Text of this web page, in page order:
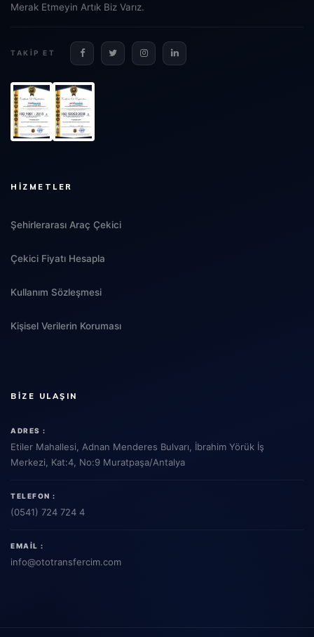
Merak Etmeyin Artık Biz Varız.
TAKIP ET
HIZMETLER
Şehirlerarası Araç Çekici
Çekici Fiyatı Hesapla
Kullanım Sözleşmesi
Kişisel Verilerin Koruması
BIZE ULAŞIN
ADRES :
Etiler Mahallesi, Adnan Menderes Bulvarı, İbrahim Yörük İş
Merkezi, Kat:4, No:9 Muratpaşa/Antalya
TELEFON :
(0541) 724 724 4
EMAIL :
info@ototransfercim.com